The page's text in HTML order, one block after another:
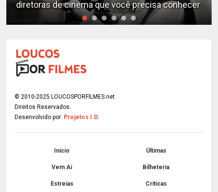
diretoras de cinema que você precisa conhecer
© 2010-2025 LOUCOSPORFILMES.net
Direitos Reservados.
Desenvolvido por: Projetos I.D.
Início Últimas
Vem Aí Bilheteria
Estreias Críticas